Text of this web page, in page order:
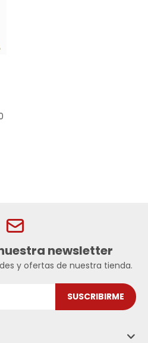
newsletter
y ofertas de nuestra tienda.
SUSCRIBIRME